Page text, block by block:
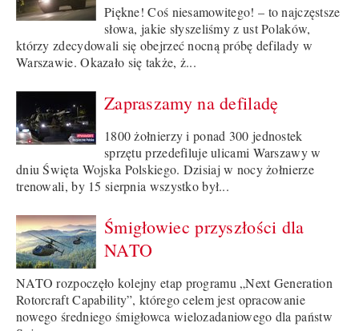
Piękne! Coś niesamowitego! – to najczęstsze
słowa, jakie słyszeliśmy z ust Polaków,
którzy zdecydowali się obejrzeć nocną próbę defilady w
Warszawie. Okazało się także, ż...
Zapraszamy na defiladę
1800 żołnierzy i ponad 300 jednostek
sprzętu przedefiluje ulicami Warszawy w
dniu Święta Wojska Polskiego. Dzisiaj w nocy żołnierze
trenowali, by 15 sierpnia wszystko był...
Śmigłowiec przyszłości dla
NATO
NATO rozpoczęło kolejny etap programu „Next Generation
Rotorcraft Capability”, którego celem jest opracowanie
nowego średniego śmigłowca wielozadaniowego dla państw